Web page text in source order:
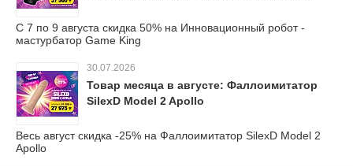
С 7 по 9 августа скидка 50% на Инновационный робот -
мастурбатор Game King
30.07.2026
Товар месяца в августе: Фаллоимитатор
SilexD Model 2 Apollo
Весь август скидка -25% на Фаллоимитатор SilexD Model 2
Apollo